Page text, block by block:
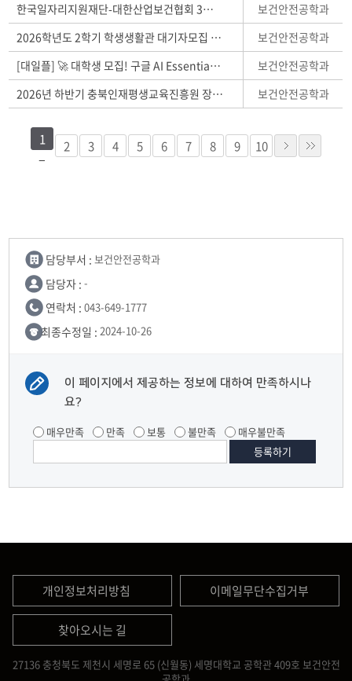
한국일자리지원재단-대한산업보건협회 3기 미래내일 일경험 프로그램 안내
보건안전공학과
2026학년도 2학기 학생생활관 대기자모집 안내
보건안전공학과
[대일플] 🚀 대학생 모집! 구글 AI Essentials 프로그램 ( ★ 운영기간 26.8.1~12.31 .)
보건안전공학과
2026년 하반기 충북인재평생교육진흥원 장학생 선발 안내
보건안전공학과
1 2 3 4 5 6 7 8 9 10
담당부서 : 보건안전공학과
담당자 : -
연락처 : 043-649-1777
최종수정일 : 2024-10-26
이 페이지에서 제공하는 정보에 대하여 만족하시나
요?
매우만족 만족 보통 불만족 매우불만족
개인정보처리방침 이메일무단수집거부
찾아오시는 길
27136 충청북도 제천시 세명로 65 (신월동) 세명대학교 공학관 409호 보건안전